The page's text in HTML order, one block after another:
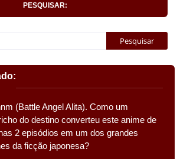
PESQUISAR:
(Battle Angel Alita). Como um
do destino converteu este anime de
2 episódios em um dos grandes
da ficção japonesa?